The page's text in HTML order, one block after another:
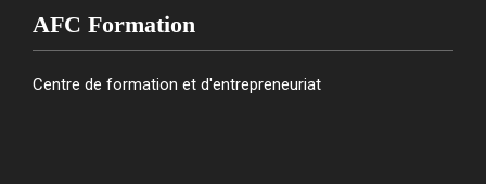
AFC Formation
Centre de formation et d'entrepreneuriat